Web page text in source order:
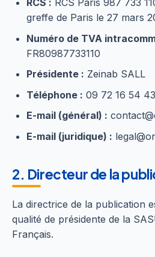
greffe de Paris le 27 mars
Numéro de TVA
FR80987733110
Présidente : Zeinab SALL
Téléphone : 09 72 16 54 43
E-mail (général) :
E-mail (juridique) :
2. Directeur de la
La directrice de la publication
qualité de présidente de la
Français.